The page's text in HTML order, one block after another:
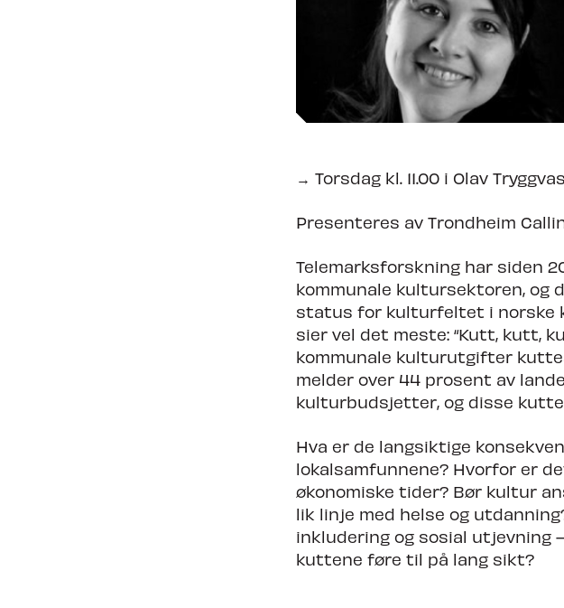
Om Trondheim Calling
→ Torsdag kl. 11.00 i Olav
Presenteres av Trondheim
Telemarksforskning har siden
kommunale kultursektoren, og
status for kulturfeltet i norske
sier vel det meste: “Kutt, kutt,
kommunale kulturutgifter
melder over 44 prosent av
kulturbudsjetter, og disse
Hva er de langsiktige
lokalsamfunnene? Hvorfor er
økonomiske tider? Bør kultur
lik linje med helse og
inkludering og sosial utjevning
kuttene føre til på lang sikt?